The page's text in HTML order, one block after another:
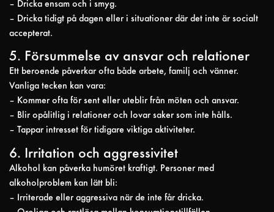
– Dricka ensam och i smyg.
– Dricka tidigt på dagen eller i situationer där det inte är socialt
accepterat.
5. Försummelse av ansvar och relationer
Ett beroende påverkar ofta både arbete, familj och vänner.
Vanliga tecken kan vara:
– Kommer ofta för sent eller uteblir från möten och ansvar.
– Blir opålitlig i relationer och lovar saker som inte hålls.
– Tappar intresset för tidigare viktiga aktiviteter.
6. Irritation och aggressivitet
Alkohol kan påverka humöret kraftigt. Personer med
alkoholproblem kan lätt bli:
– Irriterade eller aggressiva när de inte får dricka.